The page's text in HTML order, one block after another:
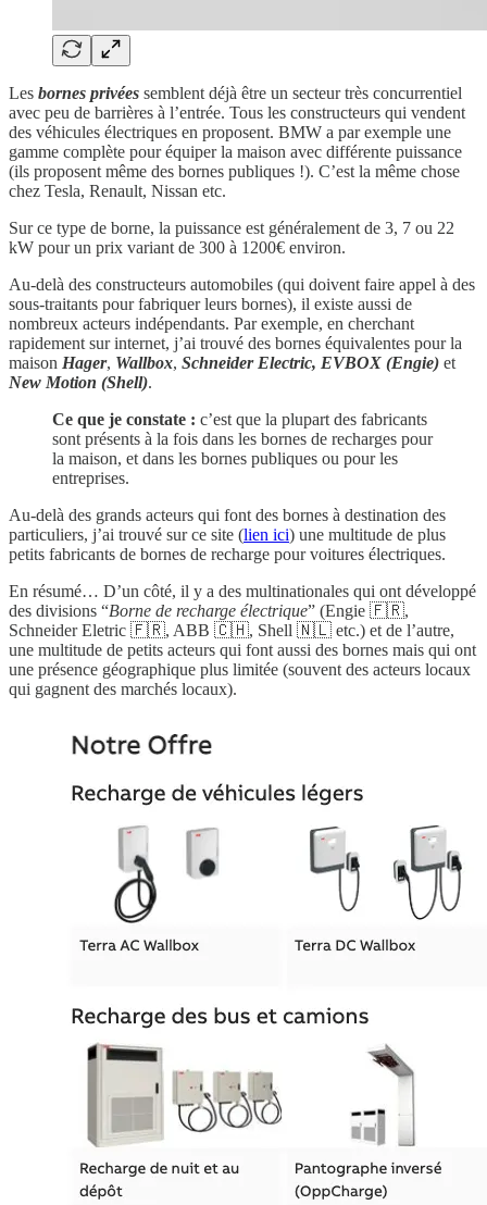
Les bornes privées semblent déjà être un secteur très concurrentiel
avec peu de barrières à l’entrée. Tous les constructeurs qui vendent
des véhicules électriques en proposent. BMW a par exemple une
gamme complète pour équiper la maison avec différente puissance
(ils proposent même des bornes publiques !). C’est la même chose
chez Tesla, Renault, Nissan etc.
Sur ce type de borne, la puissance est généralement de 3, 7 ou 22
kW pour un prix variant de 300 à 1200€ environ.
Au-delà des constructeurs automobiles (qui doivent faire appel à des
sous-traitants pour fabriquer leurs bornes), il existe aussi de
nombreux acteurs indépendants. Par exemple, en cherchant
rapidement sur internet, j’ai trouvé des bornes équivalentes pour la
maison Hager, Wallbox, Schneider Electric, EVBOX (Engie) et
New Motion (Shell).
Ce que je constate : c’est que la plupart des fabricants
sont présents à la fois dans les bornes de recharges pour
la maison, et dans les bornes publiques ou pour les
entreprises.
Au-delà des grands acteurs qui font des bornes à destination des
particuliers, j’ai trouvé sur ce site (lien ici) une multitude de plus
petits fabricants de bornes de recharge pour voitures électriques.
En résumé… D’un côté, il y a des multinationales qui ont développé
des divisions “Borne de recharge électrique” (Engie 🇫🇷,
Schneider Eletric 🇫🇷, ABB 🇨🇭, Shell 🇳🇱 etc.) et de l’autre,
une multitude de petits acteurs qui font aussi des bornes mais qui ont
une présence géographique plus limitée (souvent des acteurs locaux
qui gagnent des marchés locaux).